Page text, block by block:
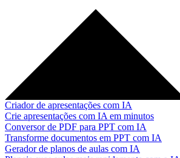
Criador de apresentações com IA
Crie apresentações com IA em minutos
Conversor de PDF para PPT com IA
Transforme documentos em PPT com IA
Gerador de planos de aulas com IA